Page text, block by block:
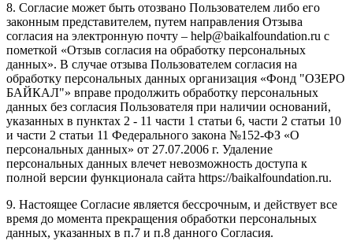
8. Согласие может быть отозвано Пользователем либо его
законным представителем, путем направления Отзыва
согласия на электронную почту – help@baikalfoundation.ru с
пометкой «Отзыв согласия на обработку персональных
данных». В случае отзыва Пользователем согласия на
обработку персональных данных организация «Фонд "ОЗЕРО
БАЙКАЛ"» вправе продолжить обработку персональных
данных без согласия Пользователя при наличии оснований,
указанных в пунктах 2 - 11 части 1 статьи 6, части 2 статьи 10
и части 2 статьи 11 Федерального закона №152-ФЗ «О
персональных данных» от 27.07.2006 г. Удаление
персональных данных влечет невозможность доступа к
полной версии функционала сайта https://baikalfoundation.ru.
9. Настоящее Согласие является бессрочным, и действует все
время до момента прекращения обработки персональных
данных, указанных в п.7 и п.8 данного Согласия.